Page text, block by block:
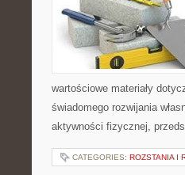
wartościowe materiały
świadomego rozwijania
aktywności fizycznej,
CATEGORIES: ROZSTANIA I